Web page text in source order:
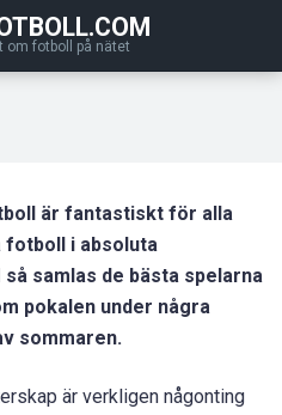
om fotboll på nätet
är fantastiskt för alla
fotboll i absoluta
samlas de bästa spelarna
pokalen under några
sommaren.
är verkligen någonting